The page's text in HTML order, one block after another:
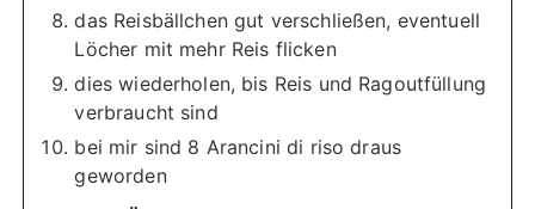
das Reisbällchen gut verschließen, eventuell
Löcher mit mehr Reis flicken
dies wiederholen, bis Reis und Ragoutfüllung
verbraucht sind
bei mir sind 8 Arancini di riso draus
geworden